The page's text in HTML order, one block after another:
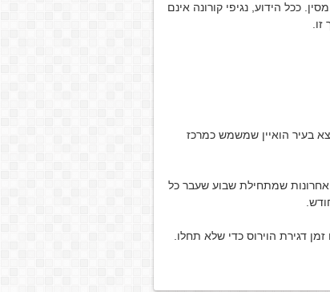
ככל הידוע, נגיפי קורונה אינם
בעיר הואיין שמשמש כמרכז
אחרונות שמתחילת שבוע שעבר כל
דגירת הוירוס כדי שלא תחלו.